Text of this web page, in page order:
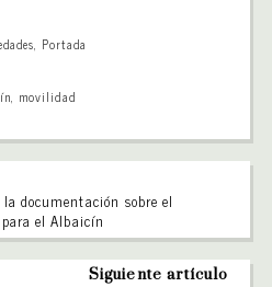
, Portada
, movilidad
documentación sobre el
el Albaicín
Siguiente artículo